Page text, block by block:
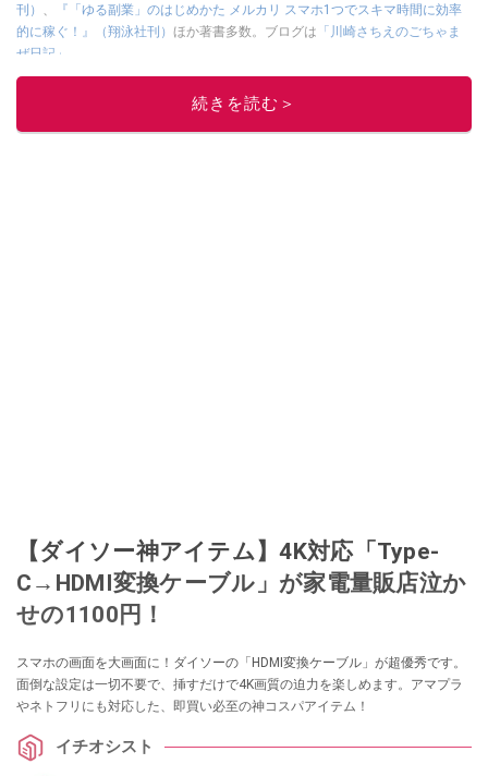
刊） 、
『「ゆる副業」のはじめかた メルカリ スマホ1つでスキマ時間に効率
的に稼ぐ！』（翔泳社刊） ほか著書多数。ブログは 「川崎さちえのごちゃま
ぜ日記」
■経歴：2003年、夫が子育てをするために、突然会社を辞める。翌月からの
給料が０円になり、家にいながら、しかも空いた時間でできるオークション
続きを読む＞
【ダイソー神アイテム】4K対応「Type-
C→HDMI変換ケーブル」が家電量販店泣か
せの1100円！
スマホの画面を大画面に！ダイソーの「HDMI変換ケーブル」が超優秀です。
面倒な設定は一切不要で、挿すだけで4K画質の迫力を楽しめます。アマプラ
やネトフリにも対応した、即買い必至の神コスパアイテム！
イチオシスト